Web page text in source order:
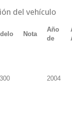
del vehículo
Nota
Año
de
2004